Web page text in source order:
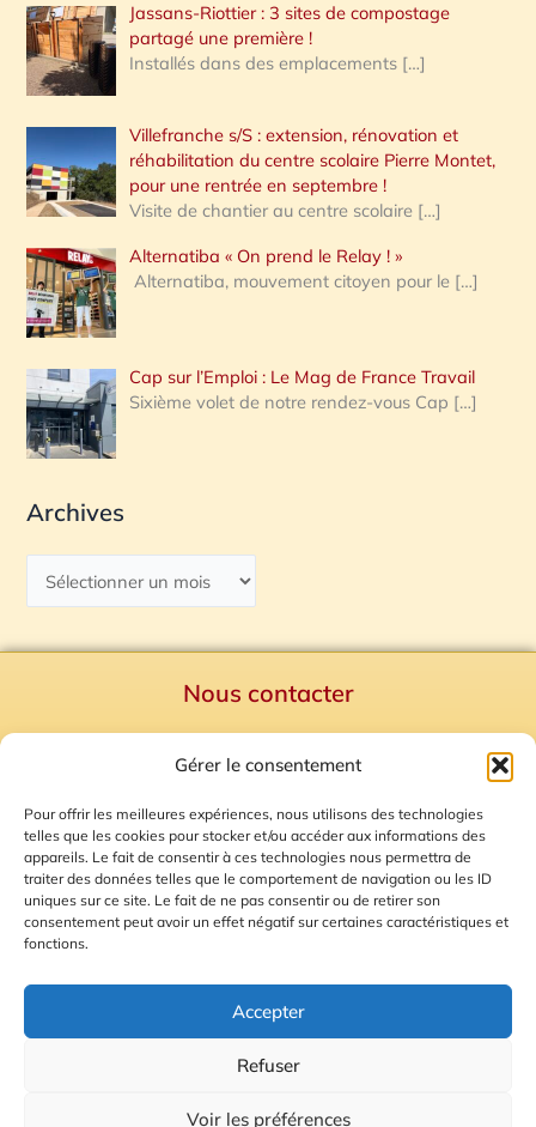
Gérer le consentement
Pour offrir les meilleures expériences, nous utilisons des technologies
telles que les cookies pour stocker et/ou accéder aux informations des
appareils. Le fait de consentir à ces technologies nous permettra de
traiter des données telles que le comportement de navigation ou les ID
uniques sur ce site. Le fait de ne pas consentir ou de retirer son
consentement peut avoir un effet négatif sur certaines caractéristiques et
fonctions.
Accepter
Refuser
Voir les préférences
Jassans-Riottier : 3 sites de compostage
partagé une première !
Installés dans des emplacements […]
Villefranche s/S : extension, rénovation et
réhabilitation du centre scolaire Pierre Montet,
pour une rentrée en septembre !
Visite de chantier au centre scolaire […]
Alternatiba « On prend le Relay ! »
Alternatiba, mouvement citoyen pour le […]
Cap sur l’Emploi : Le Mag de France Travail
Sixième volet de notre rendez-vous Cap […]
Archives
Nous contacter
Mentions Légales
Plan du site
Gestion des Cookies
© 2026 Radio Calade